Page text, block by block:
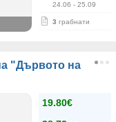
24.06 - 25.09
3 грабнати
"Дървото на
19.80€